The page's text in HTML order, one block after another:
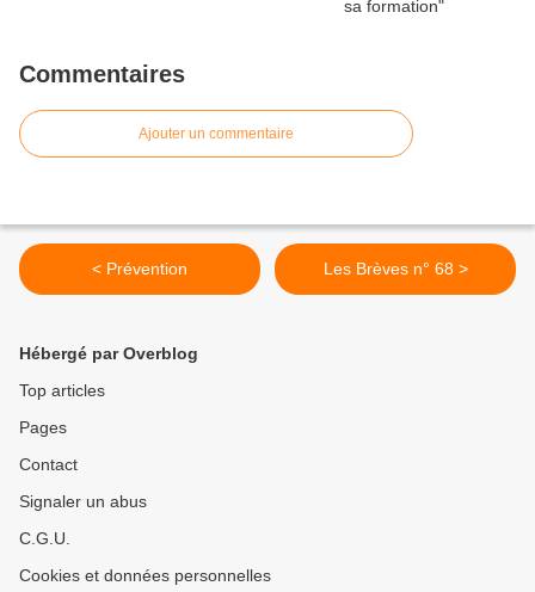
Commentaires
Ajouter un commentaire
< Prévention Les Brèves n° 68 >
Hébergé par Overblog
Top articles
Pages
Contact
Signaler un abus
C.G.U.
Cookies et données personnelles